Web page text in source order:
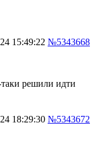
15:49:22 №5343668
решили идти
18:29:30 №5343672